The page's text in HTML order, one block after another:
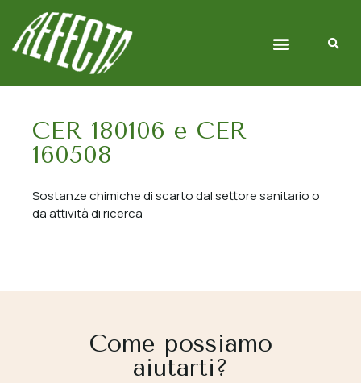
CER 180106 e CER
160508
Sostanze chimiche di scarto dal settore sanitario o
da attività di ricerca
Come possiamo
aiutarti?